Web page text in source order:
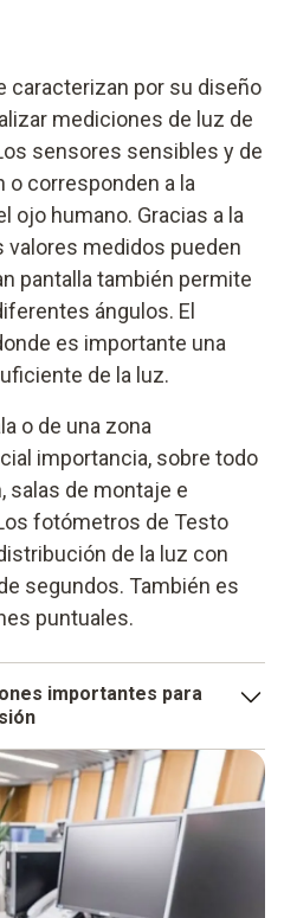
caracterizan por su diseño
mediciones de luz de
sensores sensibles y de
o corresponden a la
ojo humano. Gracias a la
medidos pueden
pantalla también permite
ángulos. El
es importante una
de la luz.
o de una zona
importancia, sobre todo
salas de montaje e
fotómetros de Testo
de la luz con
segundos. También es
puntuales.
importantes para
crucial para el fotómetro. Su
del entorno de un modo
el ojo humano. En
percibir mejor la luz amarilla
criterios para los